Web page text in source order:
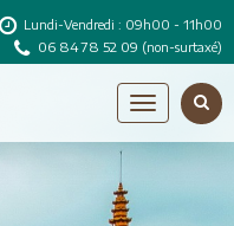
Lundi-Vendredi : 09h00 - 11h00
06 84 78 52 09 (non-surtaxé)